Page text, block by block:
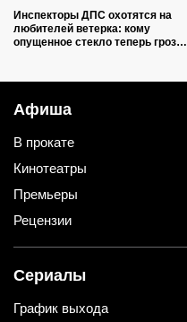
Инспекторы ДПС охотятся на
любителей ветерка: кому
опущенное стекло теперь грозит
Афиша
В прокате
Кинотеатры
Премьеры
Рецензии
Сериалы
График выхода